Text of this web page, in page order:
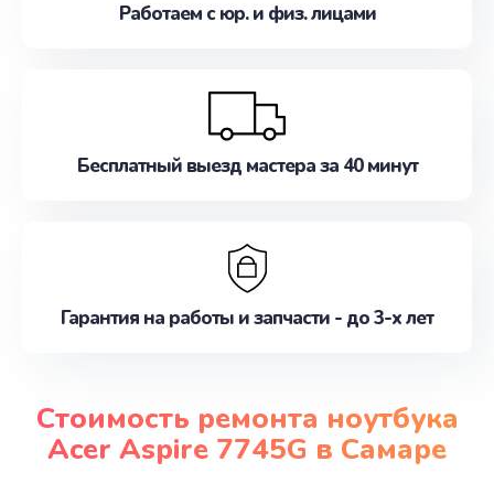
Работаем с юр. и физ. лицами
Бесплатный выезд мастера за 40 минут
Гарантия на работы и запчасти - до 3-х лет
Стоимость ремонта ноутбука
Acer Aspire 7745G в Самаре